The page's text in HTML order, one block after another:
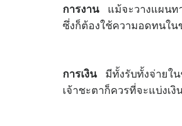
การงานแม้จะวางแผนทา
ซึ่งก็ต้องใช้ความอดทนใน
การเงินมีทั้งรับทั้งจ่ายใน
เจ้าชะตาก็ควรที่จะแบ่งเงิ